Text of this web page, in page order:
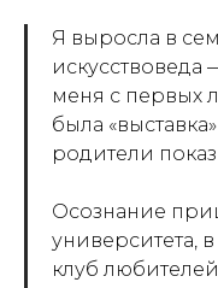
Я выросла в
искусствоведа
меня с первых
была
родители
Осознание
университета, в
клуб